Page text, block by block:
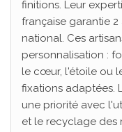
finitions. Leur
française garantie
national. Ces
personnalisation :
le cœur, l'étoile ou
fixations adaptées.
une priorité avec
et le recyclage des